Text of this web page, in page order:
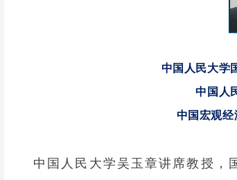
中国人民大学
中国人
中国宏观经
中国人民大学吴玉章讲席教授，